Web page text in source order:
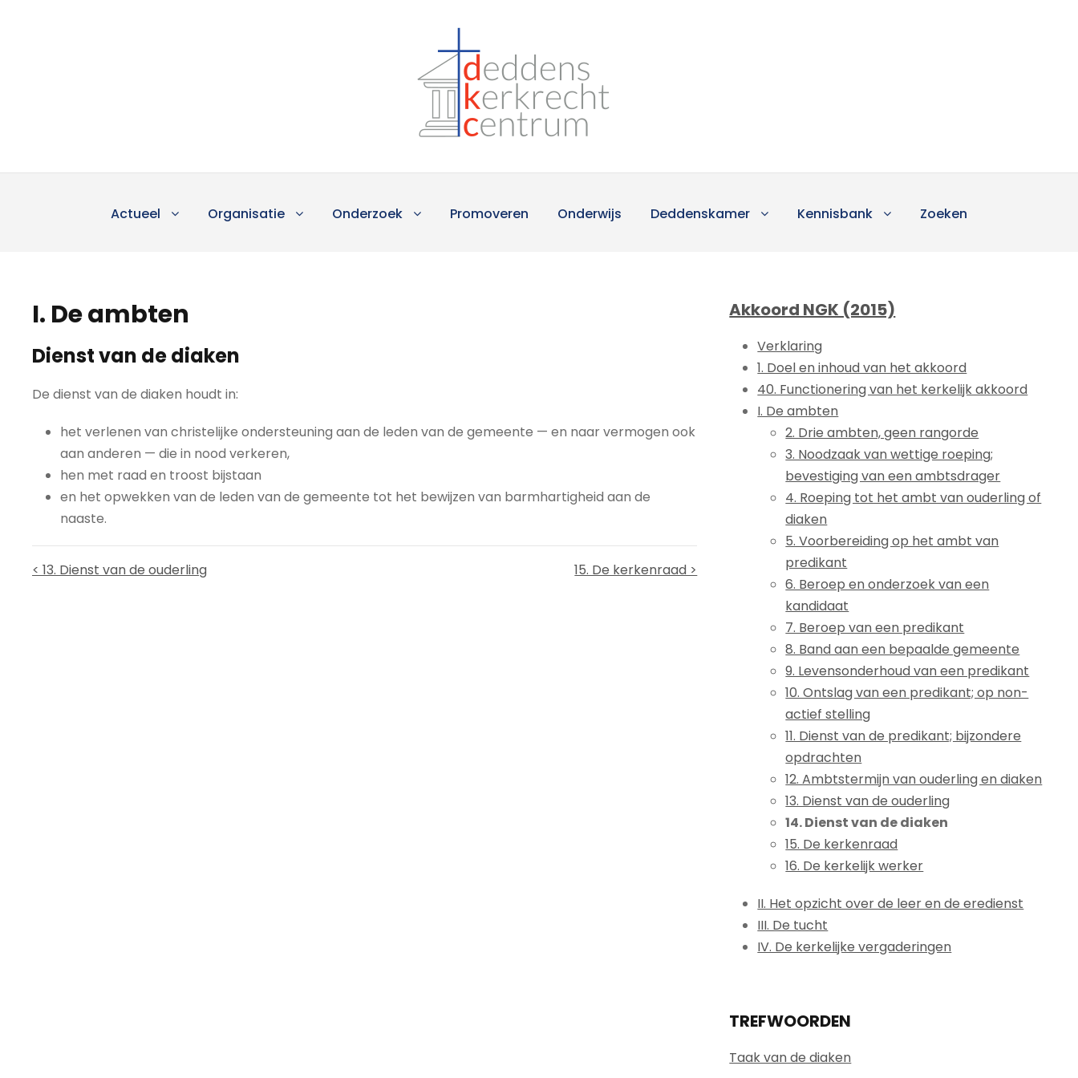
Actueel Organisatie Onderzoek Promoveren Onderwijs Deddenskamer Kennisbank Zoeken
I. De ambten
Dienst van de diaken
De dienst van de diaken houdt in:
het verlenen van christelijke ondersteuning aan de leden van de gemeente — en naar vermogen ook
aan anderen — die in nood verkeren,
hen met raad en troost bijstaan
en het opwekken van de leden van de gemeente tot het bewijzen van barmhartigheid aan de
naaste.
< 13. Dienst van de ouderling 15. De kerkenraad >
Akkoord NGK (2015)
Verklaring
1. Doel en inhoud van het akkoord
40. Functionering van het kerkelijk akkoord
I. De ambten
2. Drie ambten, geen rangorde
3. Noodzaak van wettige roeping;
bevestiging van een ambtsdrager
4. Roeping tot het ambt van ouderling of
diaken
5. Voorbereiding op het ambt van
predikant
6. Beroep en onderzoek van een
kandidaat
7. Beroep van een predikant
8. Band aan een bepaalde gemeente
9. Levensonderhoud van een predikant
10. Ontslag van een predikant; op non-
actief stelling
11. Dienst van de predikant; bijzondere
opdrachten
12. Ambtstermijn van ouderling en diaken
13. Dienst van de ouderling
14. Dienst van de diaken
15. De kerkenraad
16. De kerkelijk werker
II. Het opzicht over de leer en de eredienst
III. De tucht
IV. De kerkelijke vergaderingen
TREFWOORDEN
Taak van de diaken